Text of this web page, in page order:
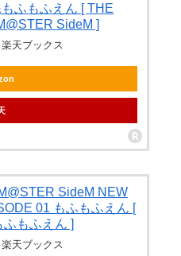
ふもふえん [ THE
SideM ]
楽天ブックス
SideM NEW
01 もふもふえん [
ふもふえん ]
楽天ブックス